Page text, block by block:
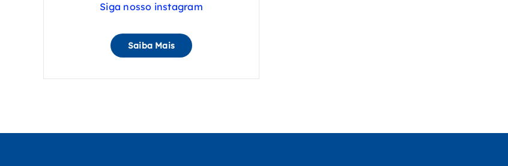
Siga nosso instagram
Saiba Mais